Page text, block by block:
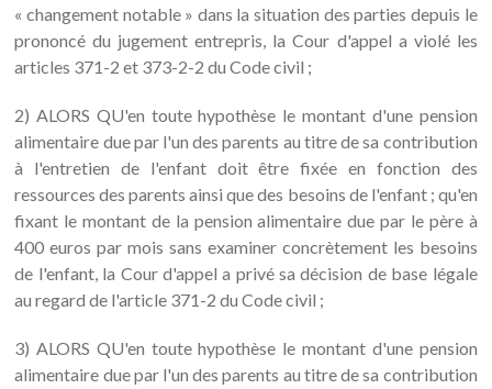
« changement notable » dans la situation des parties depuis le
prononcé du jugement entrepris, la Cour d'appel a violé les
articles 371-2 et 373-2-2 du Code civil ;
2) ALORS QU'en toute hypothèse le montant d'une pension
alimentaire due par l'un des parents au titre de sa contribution
à l'entretien de l'enfant doit être fixée en fonction des
ressources des parents ainsi que des besoins de l'enfant ; qu'en
fixant le montant de la pension alimentaire due par le père à
400 euros par mois sans examiner concrètement les besoins
de l'enfant, la Cour d'appel a privé sa décision de base légale
au regard de l'article 371-2 du Code civil ;
3) ALORS QU'en toute hypothèse le montant d'une pension
alimentaire due par l'un des parents au titre de sa contribution